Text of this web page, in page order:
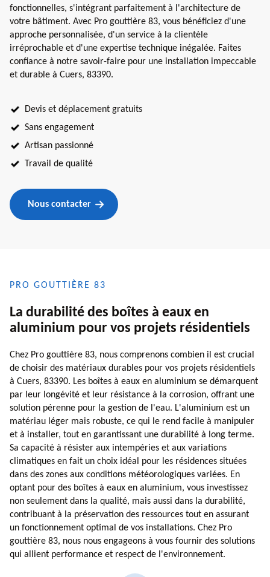
fonctionnelles, s'intégrant parfaitement à l'architecture de
votre bâtiment. Avec Pro gouttière 83, vous bénéficiez d'une
approche personnalisée, d'un service à la clientèle
irréprochable et d'une expertise technique inégalée. Faites
confiance à notre savoir-faire pour une installation impeccable
et durable à Cuers, 83390.
Devis et déplacement gratuits
Sans engagement
Artisan passionné
Travail de qualité
Nous contacter
PRO GOUTTIÈRE 83
La durabilité des boîtes à eaux en
aluminium pour vos projets résidentiels
Chez Pro gouttière 83, nous comprenons combien il est crucial
de choisir des matériaux durables pour vos projets résidentiels
à Cuers, 83390. Les boîtes à eaux en aluminium se démarquent
par leur longévité et leur résistance à la corrosion, offrant une
solution pérenne pour la gestion de l'eau. L'aluminium est un
matériau léger mais robuste, ce qui le rend facile à manipuler
et à installer, tout en garantissant une durabilité à long terme.
Sa capacité à résister aux intempéries et aux variations
climatiques en fait un choix idéal pour les résidences situées
dans des zones aux conditions météorologiques variées. En
optant pour des boîtes à eaux en aluminium, vous investissez
non seulement dans la qualité, mais aussi dans la durabilité,
contribuant à la préservation des ressources tout en assurant
un fonctionnement optimal de vos installations. Chez Pro
gouttière 83, nous nous engageons à vous fournir des solutions
qui allient performance et respect de l'environnement.